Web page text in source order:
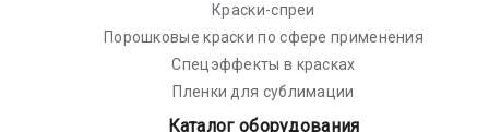
Краски-спреи
Порошковые краски по сфере применения
Спецэффекты в красках
Пленки для сублимации
Каталог оборудования